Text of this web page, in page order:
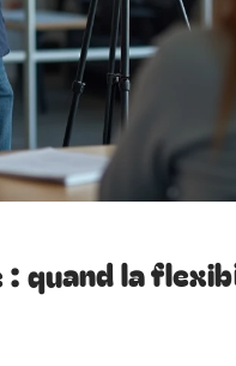
: quand la